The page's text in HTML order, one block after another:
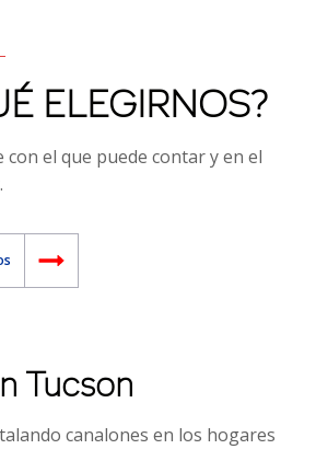
ELEGIRNOS?
el que puede contar y en el
Tucson
canalones en los hogares